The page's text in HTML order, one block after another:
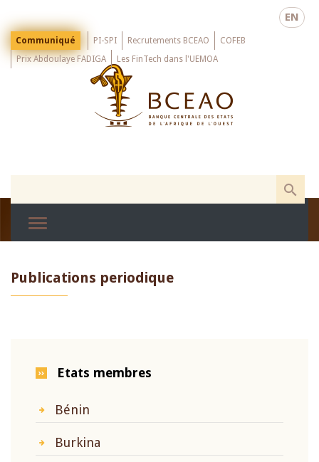
main
EN
Menu
Top
Communiqué PI-SPI Recrutements BCEAO
COFEB
Prix Abdoulaye FADIGA
Les FinTech dans l'UEMOA
Publications periodique
Etats membres
Bénin
Burkina